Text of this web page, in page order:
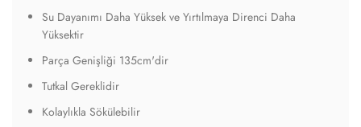
Su Dayanımı Daha Yüksek ve Yırtılmaya Direnci Daha
Yüksektir
Parça Genişliği 135cm'dir
Tutkal Gereklidir
Kolaylıkla Sökülebilir